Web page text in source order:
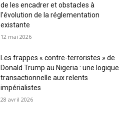
de les encadrer et obstacles à
l’évolution de la réglementation
existante
12 mai 2026
Les frappes « contre-terroristes » de
Donald Trump au Nigeria : une logique
transactionnelle aux relents
impérialistes
28 avril 2026